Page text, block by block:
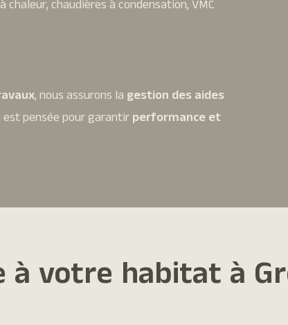
chaleur, chaudières à condensation, VMC
, nous assurons la gestion des aides
est pensée pour garantirperformance et
à votre habitat à